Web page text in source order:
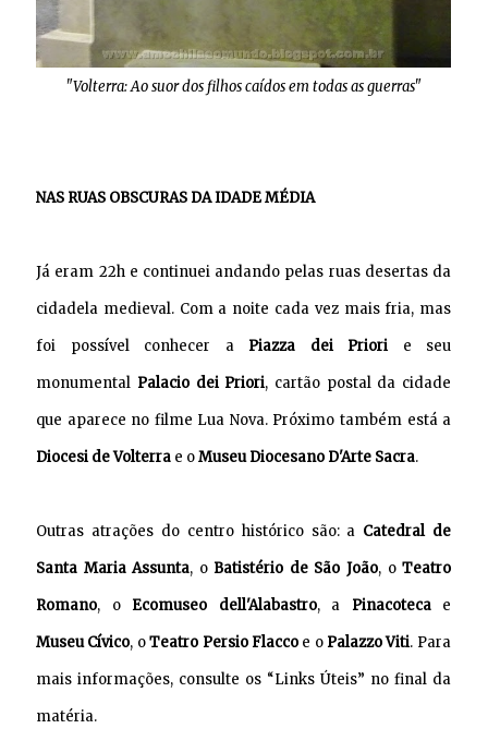
"Volterra: Ao suor dos filhos caídos em todas as guerras"
NAS RUAS OBSCURAS DA IDADE MÉDIA
Já eram 22h e continuei andando pelas ruas desertas da
cidadela medieval. Com a noite cada vez mais fria, mas
foi possível conhecer a Piazza dei Priori e seu
monumental Palacio dei Priori, cartão postal da cidade
que aparece no filme Lua Nova. Próximo também está a
Diocesi de Volterra e oMuseu Diocesano D'Arte Sacra.
Outras atrações do centro histórico são: a Catedral de
Santa Maria Assunta, o Batistério de São João, oTeatro
Romano, o Ecomuseo dell'Alabastro, a Pinacoteca e
Museu Cívico, oTeatro Persio Flaccoe o Palazzo Viti. Para
mais informações, consulte os “Links Úteis” no final da
matéria.